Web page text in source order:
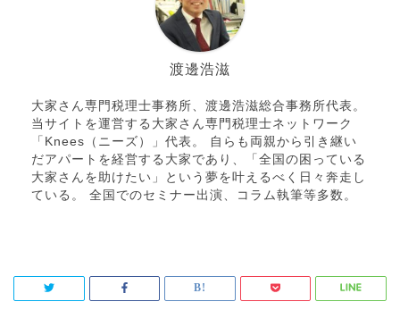
渡邊浩滋
大家さん専門税理士事務所、渡邊浩滋総合事務所代表。
当サイトを運営する大家さん専門税理士ネットワーク
「Knees（ニーズ）」代表。 自らも両親から引き継い
だアパートを経営する大家であり、「全国の困っている
大家さんを助けたい」という夢を叶えるべく日々奔走し
ている。 全国でのセミナー出演、コラム執筆等多数。